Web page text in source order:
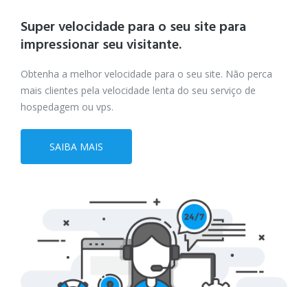
Super velocidade para o seu site para
impressionar seu visitante.
Obtenha a melhor velocidade para o seu site. Não perca
mais clientes pela velocidade lenta do seu serviço de
hospedagem ou vps.
SAIBA MAIS